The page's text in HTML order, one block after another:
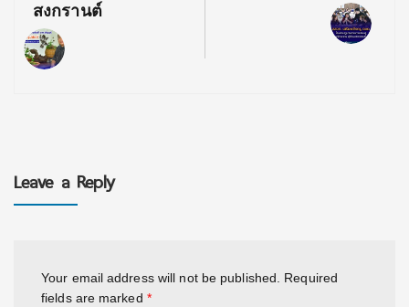
สงกรานต์
Leave a Reply
Your email address will not be published. Required
fields are marked *